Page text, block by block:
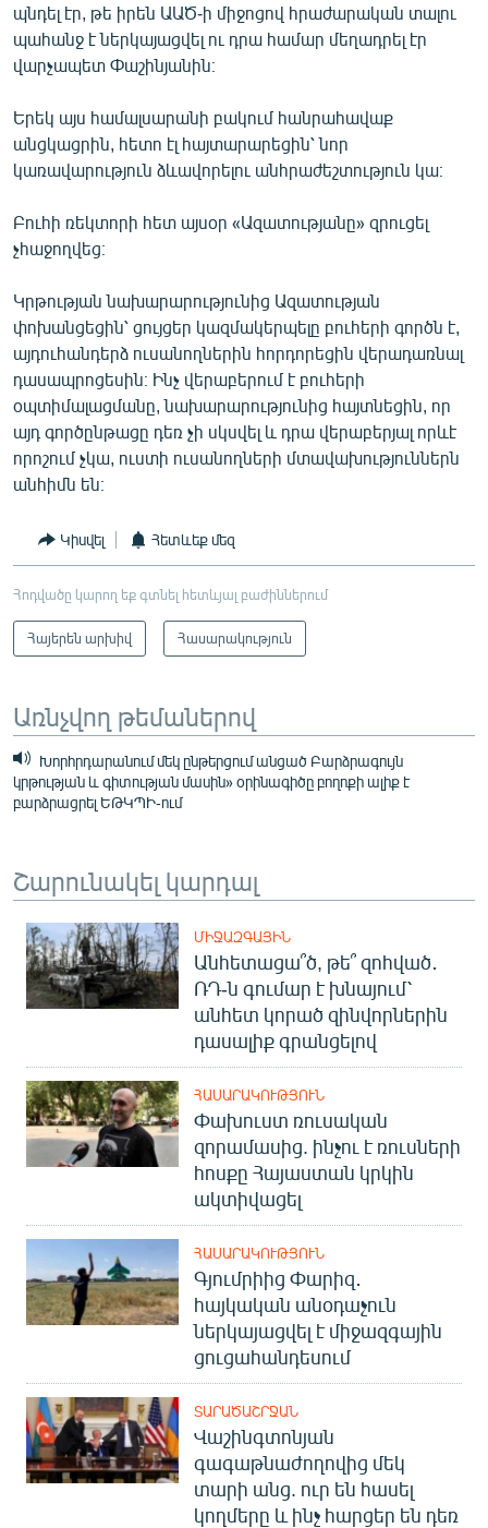
պնդել էր, թե իրեն ԱԱԾ-ի միջոցով հրաժարական տալու
պահանջ է ներկայացվել ու դրա համար մեղադրել էր
վարչապետ Փաշինյանին։
Երեկ այս համալսարանի բակում հանրահավաք
անցկացրին, հետո էլ հայտարարեցին՝ նոր
կառավարություն ձևավորելու անհրաժեշտություն կա։
Բուհի ռեկտորի հետ այսօր «Ազատությանը» զրուցել
չհաջողվեց։
Կրթության նախարարությունից Ազատության
փոխանցեցին՝ ցույցեր կազմակերպելը բուհերի գործն է,
այդուհանդերձ ուսանողներին հորդորեցին վերադառնալ
դասապրոցեսին։ Ինչ վերաբերում է բուհերի
օպտիմալացմանը, նախարարությունից հայտնեցին, որ
այդ գործընթացը դեռ չի սկսվել և դրա վերաբերյալ որևէ
որոշում չկա, ուստի ուսանողների մտավախություններն
անհիմն են։
Կիսվել Հետևեք մեզ
Հոդվածը կարող եք գտնել հետևյալ բաժիններում
Հայերեն արխիվ Հասարակություն
Առնչվող թեմաներով
Խորհրդարանում մեկ ընթերցում անցած Բարձրագույն
կրթության և գիտության մասին» օրինագիծը բողոքի ալիք է
բարձրացրել ԵԹԿՊԻ-ում
Շարունակել կարդալ
ՄԻՋԱԶԳԱՅԻՆ
Անհետացա՞ծ, թե՞ զոհված․
ՌԴ-ն գումար է խնայում՝
անհետ կորած զինվորներին
դասալիք գրանցելով
ՀԱՍԱՐԱԿՈՒԹՅՈՒՆ
Փախուստ ռուսական
զորամասից. ինչու է ռուսների
հոսքը Հայաստան կրկին
ակտիվացել
ՀԱՍԱՐԱԿՈՒԹՅՈՒՆ
Գյումրիից Փարիզ․
հայկական անօդաչուն
ներկայացվել է միջազգային
ցուցահանդեսում
ՏԱՐԱԾԱՇՐՋԱՆ
Վաշինգտոնյան
գագաթնաժողովից մեկ
տարի անց. ուր են հասել
կողմերը և ինչ հարցեր են դեռ